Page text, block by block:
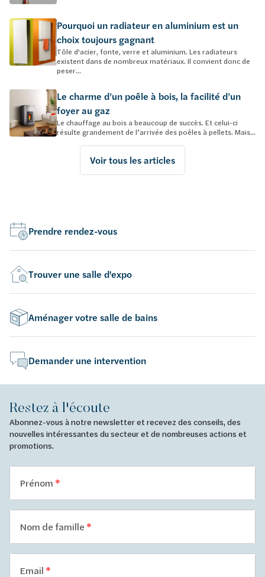
Pourquoi un radiateur en aluminium est un
choix toujours gagnant
Tôle d'acier, fonte, verre et aluminium. Les radiateurs
existent dans de nombreux matériaux. Il convient donc de
peser...
Le charme d’un poêle à bois, la facilité d’un
foyer au gaz
Le chauffage au bois a beaucoup de succès. Et celui-ci
résulte grandement de l’arrivée des poêles à pellets. Mais...
Voir tous les articles
Prendre rendez-vous
Trouver une salle d'expo
Aménager votre salle de bains
Demander une intervention
Restez à l'écoute
Abonnez-vous à notre newsletter et recevez des conseils, des
nouvelles intéressantes du secteur et de nombreuses actions et
promotions.
Prénom
Nom de famille
Email